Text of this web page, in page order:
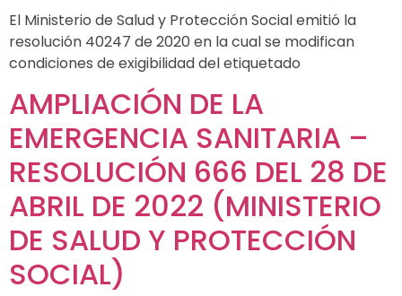
El Ministerio de Salud y Protección Social emitió la
resolución 40247 de 2020 en la cual se modifican
condiciones de exigibilidad del etiquetado
AMPLIACIÓN DE LA
EMERGENCIA SANITARIA –
RESOLUCIÓN 666 DEL 28 DE
ABRIL DE 2022 (MINISTERIO
DE SALUD Y PROTECCIÓN
SOCIAL)